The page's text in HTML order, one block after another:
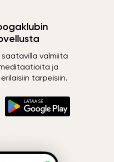
valmiita
ja
tarpeisiin.